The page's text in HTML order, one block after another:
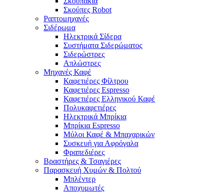
Σκούπες Robot
Ραπτομηχανές
Σιδέρωμα
Ηλεκτρικά Σίδερα
Συστήματα Σιδερώματος
Σιδερώστρες
Απλώστρες
Μηχανές Καφέ
Καφετιέρες Φίλτρου
Καφετιέρες Espresso
Καφετιέρες Ελληνικού Καφέ
Πολυκαφετιέρες
Ηλεκτρικά Μπρίκια
Μπρίκια Espresso
Μύλοι Καφέ & Μπαχαρικών
Συσκευή για Αφρόγαλα
Φραπεδιέρες
Βραστήρες & Τσαγιέρες
Παρασκευή Χυμών & Πολτού
Μπλέντερ
Αποχυμωτές